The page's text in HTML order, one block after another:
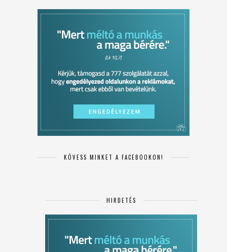
KÖVESS MINKET A FACEBOOKON!
HIRDETÉS